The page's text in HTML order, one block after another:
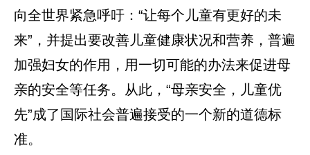
向全世界紧急呼吁：“让每个儿童有更好的未
来”，并提出要改善儿童健康状况和营养，普遍
加强妇女的作用，用一切可能的办法来促进母
亲的安全等任务。从此，“母亲安全，儿童优
先”成了国际社会普遍接受的一个新的道德标
准。